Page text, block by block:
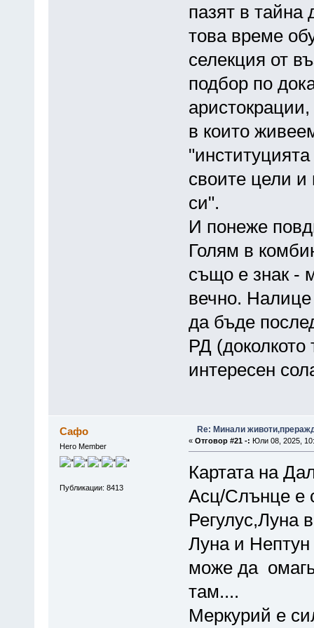
пазят в тайна
това време
селекция от
подбор по
в които
своите цели и
си".
И понеже
Голям в
също е знак -
вечно. Налице
да бъде
РД (доколкото
интересен
Сафо
Hero Member
Публикации: 8413
Re: Минали
« Отговор #21 -: Юли 08, 2025,
Картата на
Асц/Слънце е
Регулус,Луна
Луна и Нептун
може да
там....
Меркурий е